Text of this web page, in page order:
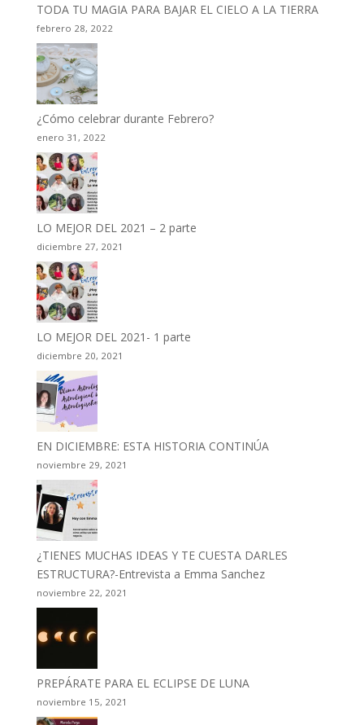
TODA TU MAGIA PARA BAJAR EL CIELO A LA TIERRA
febrero 28, 2022
¿Cómo celebrar durante Febrero?
enero 31, 2022
LO MEJOR DEL 2021 – 2 parte
diciembre 27, 2021
LO MEJOR DEL 2021- 1 parte
diciembre 20, 2021
EN DICIEMBRE: ESTA HISTORIA CONTINÚA
noviembre 29, 2021
¿TIENES MUCHAS IDEAS Y TE CUESTA DARLES
ESTRUCTURA?-Entrevista a Emma Sanchez
noviembre 22, 2021
PREPÁRATE PARA EL ECLIPSE DE LUNA
noviembre 15, 2021